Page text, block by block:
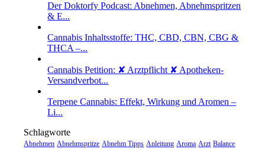
Der Doktorfy Podcast: Abnehmen, Abnehmspritzen
& E...
Cannabis Inhaltsstoffe: THC, CBD, CBN, CBG &
THCA –...
Cannabis Petition: ✘ Arztpflicht ✘ Apotheken-
Versandverbot...
Terpene Cannabis: Effekt, Wirkung und Aromen –
Li...
Schlagworte
Abnehmen Abnehmspritze Abnehm Tipps Anleitung Aroma Arzt Balance